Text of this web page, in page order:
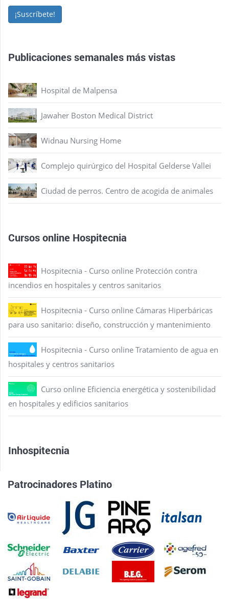
¡Suscríbete!
Publicaciones semanales más vistas
Hospital de Malpensa
Jawaher Boston Medical District
Widnau Nursing Home
Complejo quirúrgico del Hospital Gelderse Vallei
Ciudad de perros. Centro de acogida de animales
Cursos online Hospitecnia
Hospitecnia - Curso online Protección contra
incendios en hospitales y centros sanitarios
Hospitecnia - Curso online Cámaras Hiperbáricas
para uso sanitario: diseño, construcción y mantenimiento
Hospitecnia - Curso online Tratamiento de agua en
hospitales y centros sanitarios
Curso online Eficiencia energética y sostenibilidad
en hospitales y edificios sanitarios
Inhospitecnia
Patrocinadores Platino